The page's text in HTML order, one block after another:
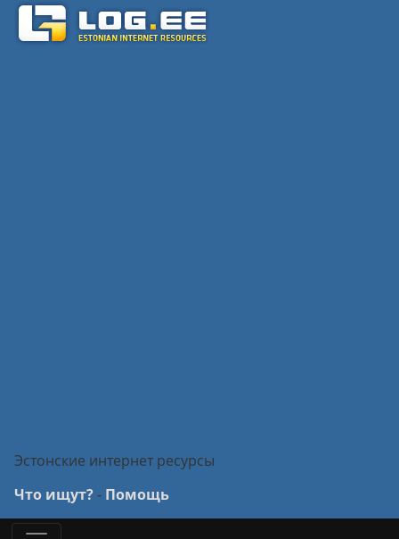
Эстонские интернет ресурсы
Что ищут?- Помощь